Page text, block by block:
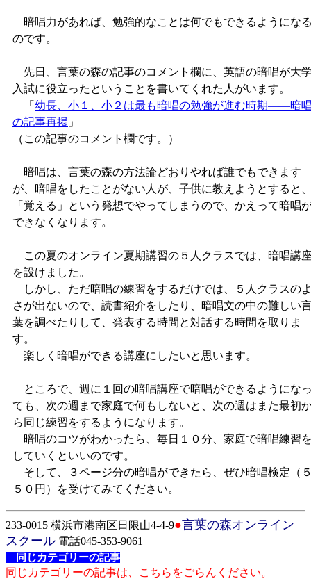
暗唱力があれば、勉強的なことは何でもできるようにな
のです。
先日、言葉の森の記事のコメント欄に、英語の暗唱が大
入試に役立ったということを書いてくれた人がいます。
「 幼長、小１、小２は最も暗唱の勉強が進む時期――暗
の記事再掲 」
（この記事のコメント欄です。）
暗唱は、言葉の森の方法論どおりやれば誰でもできます
が、暗唱をしたことがない人が、子供に教えようとすると
「覚える」という発想でやってしまうので、かえって暗唱
できなくなります。
この夏のオンライン夏期講習の５人クラスでは、暗唱講
を設けました。
しかし、ただ暗唱の練習をするだけでは、５人クラスの
さが出ないので、読書紹介をしたり、暗唱文の中の難しい
葉を調べたりして、発表する時間と対話する時間を取りま
す。
楽しく暗唱ができる講座にしたいと思います。
ところで、週に１回の暗唱講座で暗唱ができるようにな
ても、次の週まで家庭で何もしないと、次の週はまた最初
ら同じ練習をするようになります。
暗唱のコツがわかったら、毎日１０分、家庭で暗唱練習
していくといいのです。
そして、３ページ分の暗唱ができたら、ぜひ暗唱検定（
５０円）を受けてみてください。
233-0015 横浜市港南区日限山4-4-9●言葉の森オンライン
スクール 電話045-353-9061
同じカテゴリーの記事
同じカテゴリーの記事は、こちらをごらんください。